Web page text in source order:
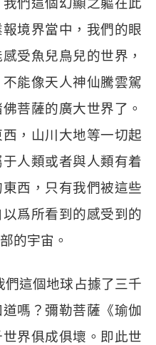
們這個幻顯之軀在此
境界當中，我們的眼
受魚兒鳥兒的世界，
能像天人神仙騰雲駕
菩薩的廣大世界了。
，山川大地等一切起
人類或者與人類有着
西，只有我們被這些
爲所看到的感受到的
的宇宙。
這個地球占據了三千
嗎？彌勒菩薩《瑜伽
界俱成俱壞。即此世